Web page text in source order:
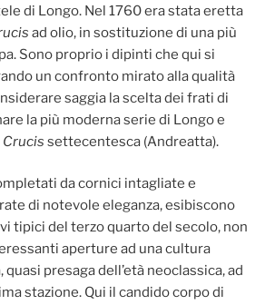
di Longo. Nel 1760 era stata eretta
ad olio, in sostituzione di una più
Sono proprio i dipinti che qui si
un confronto mirato alla qualità
saggia la scelta dei frati di
la più moderna serie di Longo e
Crucis settecentesca (Andreatta).
da cornici intagliate e
di notevole eleganza, esibiscono
tipici del terzo quarto del secolo, non
aperture ad una cultura
presaga dell’età neoclassica, ad
stazione. Qui il candido corpo di